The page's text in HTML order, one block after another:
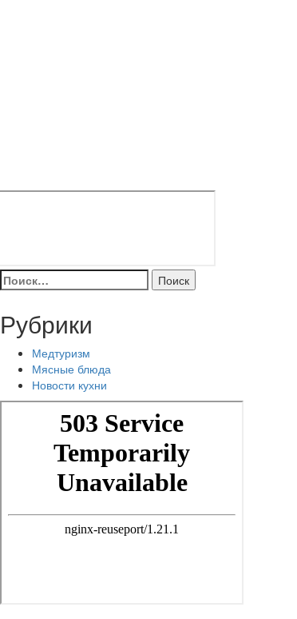
Найти:
Рубрики
Медтуризм
Мясные блюда
Новости кухни